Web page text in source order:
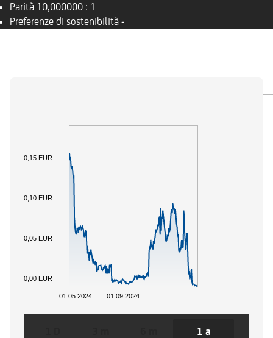
Parità 10,000000 : 1
Preferenze di sostenibilità -
01.05.2024 01.09.2024
0,00 EUR
0,05 EUR
0,10 EUR
0,15 EUR
1 a